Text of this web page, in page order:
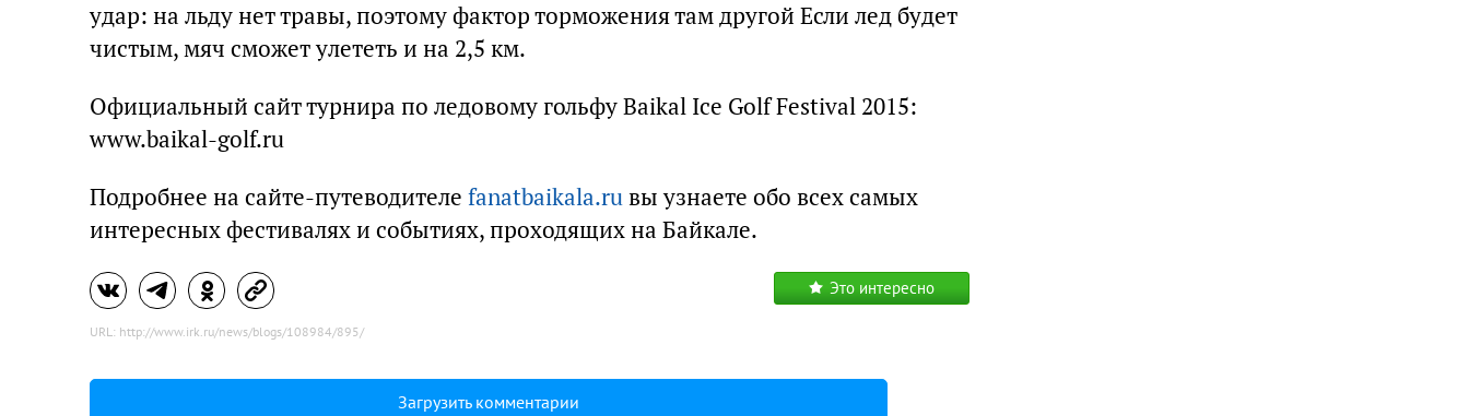
удар: на льду нет травы, поэтому фактор торможения там другой Если лед будет
чистым, мяч сможет улететь и на 2,5 км.
Официальный сайт турнира по ледовому гольфу Baikal Ice Golf Festival 2015:
www.baikal-golf.ru
Подробнее на сайте-путеводителе fanatbaikala.ruвы узнаете обо всех самых
интересных фестивалях и событиях, проходящих на Байкале.
Это интересно
URL: http://www.irk.ru/news/blogs/108984/895/
Загрузить комментарии